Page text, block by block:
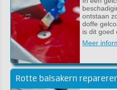
ontstaan
doffe
is dit goed
Meer
Rotte balsakern